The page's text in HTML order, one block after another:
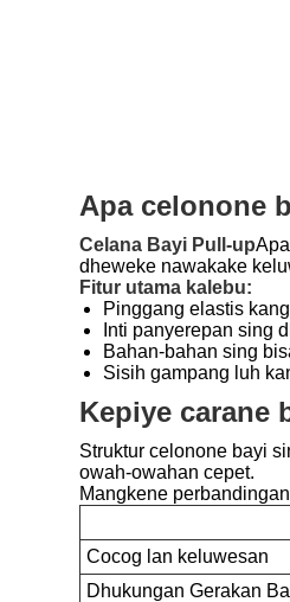
Apa celonone
Celana Bayi Pull-up
dheweke nawakake
Fitur utama kalebu:
Pinggang elastis
Inti panyerepan sing
Bahan-bahan sing
Sisih gampang luh
Kepiye carane
Struktur celonone bayi
owah-owahan cepet.
Mangkene
Cocog lan keluwesan
Dhukungan Gerakan